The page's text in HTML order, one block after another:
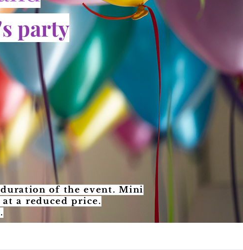
party
of the event. Mini
a reduced price.